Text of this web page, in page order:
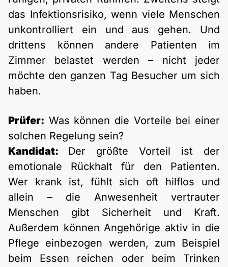
das Infektionsrisiko, wenn viele Menschen
unkontrolliert ein und aus gehen. Und
drittens können andere Patienten im
Zimmer belastet werden – nicht jeder
möchte den ganzen Tag Besucher um sich
haben.
Prüfer: Was können die Vorteile bei einer
solchen Regelung sein?
Kandidat: Der größte Vorteil ist der
emotionale Rückhalt für den Patienten.
Wer krank ist, fühlt sich oft hilflos und
allein – die Anwesenheit vertrauter
Menschen gibt Sicherheit und Kraft.
Außerdem können Angehörige aktiv in die
Pflege einbezogen werden, zum Beispiel
beim Essen reichen oder beim Trinken